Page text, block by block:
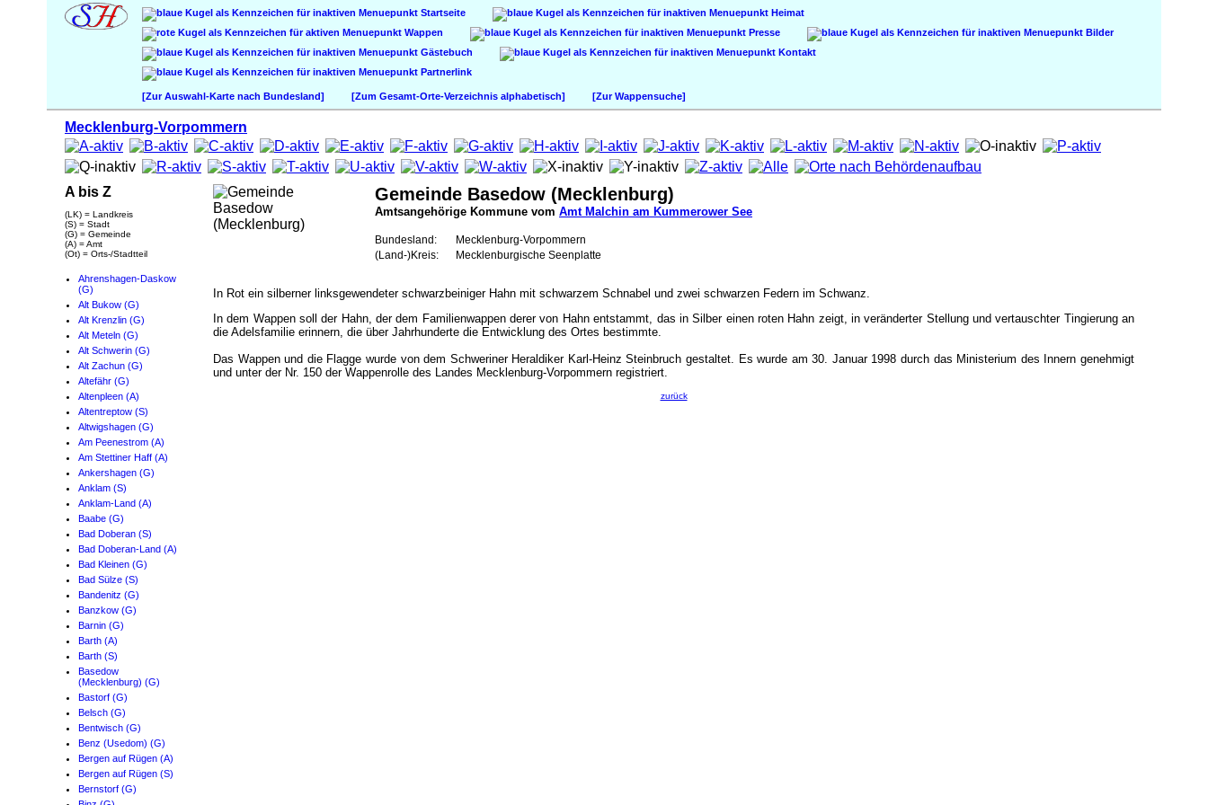
Startseite
Heimat
Wappen
Presse
Bilder
Gästebuch
Kontakt
Partnerlink
[Zur Auswahl-Karte nach Bundesland] [Zum Gesamt-Orte-Verzeichnis alphabetisch] [Zur Wappensuche]
Mecklenburg-Vorpommern
A bis Z
(LK) = Landkreis
(S) = Stadt
(G) = Gemeinde
(A) = Amt
(Ot) = Orts-/Stadtteil
Ahrenshagen-Daskow
(G)
Alt Bukow (G)
Alt Krenzlin (G)
Alt Meteln (G)
Alt Schwerin (G)
Alt Zachun (G)
Altefähr (G)
Altenpleen (A)
Altentreptow (S)
Altwigshagen (G)
Am Peenestrom (A)
Am Stettiner Haff (A)
Ankershagen (G)
Anklam (S)
Anklam-Land (A)
Baabe (G)
Bad Doberan (S)
Bad Doberan-Land (A)
Bad Kleinen (G)
Bad Sülze (S)
Bandenitz (G)
Banzkow (G)
Barnin (G)
Barth (A)
Barth (S)
Basedow
(Mecklenburg) (G)
Bastorf (G)
Belsch (G)
Bentwisch (G)
Benz (Usedom) (G)
Bergen auf Rügen (A)
Bergen auf Rügen (S)
Bernstorf (G)
Gemeinde Basedow (Mecklenburg)
Amtsangehörige Kommune vom Amt Malchin am Kummerower See
Bundesland:
Mecklenburg-Vorpommern
(Land-)Kreis:
Mecklenburgische Seenplatte
In Rot ein silberner linksgewendeter schwarzbeiniger Hahn mit schwarzem Schnabel und zwei schwarzen Federn im Schwanz.
In dem Wappen soll der Hahn, der dem Familienwappen derer von Hahn entstammt, das in Silber einen roten Hahn zeigt, in veränderter Stellung und vertauschter Tingierung an
die Adelsfamilie erinnern, die über Jahrhunderte die Entwicklung des Ortes bestimmte.
Das Wappen und die Flagge wurde von dem Schweriner Heraldiker Karl-Heinz Steinbruch gestaltet. Es wurde am 30. Januar 1998 durch das Ministerium des Innern genehmigt
und unter der Nr. 150 der Wappenrolle des Landes Mecklenburg-Vorpommern registriert.
zurück